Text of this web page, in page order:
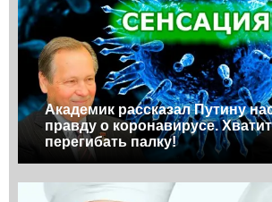
Академик рассказал Путину
правду о коронавирусе. Хватит
перегибать палку!